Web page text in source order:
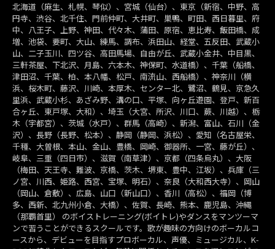
北海道（麻生、札幌、琴似）、宮城（仙台）、東京（新宿、中野、高
円寺、渋谷、北千住、門前仲町、大井町、巣鴨、町田、西日暮里、府
中、八王子、上野、神田、代々木、蒲田、原宿、恵比寿、飯田橋、成
増、池袋、要町、大山、練馬、調布、浜田山、経堂、五反田、武蔵小
山、二子玉川、四ツ谷、高田馬場、自由が丘、武蔵小金井、中目黒、
三軒茶屋、下北沢、月島、六本木、神保町、水道橋）、千葉（船橋、
津田沼、千葉、柏、本八幡、松戸、南流山、西船橋）、神奈川（横
浜、桜木町、藤沢、川崎、本厚木、センター北、鷺沼、鶴見、京急久
里浜、武蔵小杉、あざみ野、溝の口、平塚、向ヶ丘遊園、登戸、新百
合ヶ丘、東戸塚、大和）、埼玉（大宮、所沢、川口、蕨、川越）、栃
木（宇都宮）、茨城（水戸）、群馬（高崎）、新潟、富山、石川（金
沢）、長野（長野、松本）、静岡（静岡、浜松）、愛知（名古屋栄、
千種、大曽根、本山、金山、豊橋、岡崎、御器所、一宮、藤が丘）、
岐阜、三重（四日市）、滋賀（南草津）、京都（四条烏丸）、大阪
（梅田、天王寺、難波、京橋、茨木、堺東、豊中、江坂）、兵庫（三
ノ宮、川西、姫路、西宮、宝塚、明石）、奈良（大和西大寺）、岡山
（岡山、倉敷）、広島、山口（新山口）、香川（高松）、福岡（博
多、西新、北九州小倉、大橋）、佐賀、長崎、熊本、鹿児島、沖縄
（那覇首里） のボイストレーニング(ボイトレ)やダンスをマンツーマ
ンで習うことができるスクールです。歌が趣味の方向けのボーカルコ
ースから、デビューを目指すプロボーカル、声優、ミュージカル、K-